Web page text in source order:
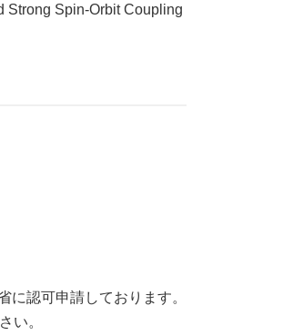
Strong Spin-Orbit Coupling
認可申請しております。
い。